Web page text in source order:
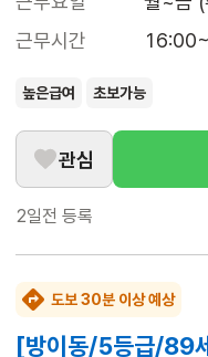
근무시간
높은급여 초보가능
관심
2일전 등록
도보 30분 이상 예상
[방이동/5등급/89